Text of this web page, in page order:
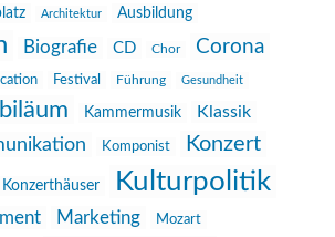
Architektur Ausbildung
Biografie CD Chor Corona
Festival Führung Gesundheit
Kammermusik
Klassik
Komponist Konzert
Konzerthäuser Kulturpolitik
Marketing Mozart